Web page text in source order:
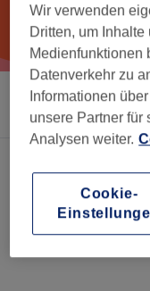
Sortieren nach
Wir verwenden
Dritten, um
Medienfunktionen
Datenverkehr zu
Informationen
unsere Partner für
Analysen weiter.
Cookie-